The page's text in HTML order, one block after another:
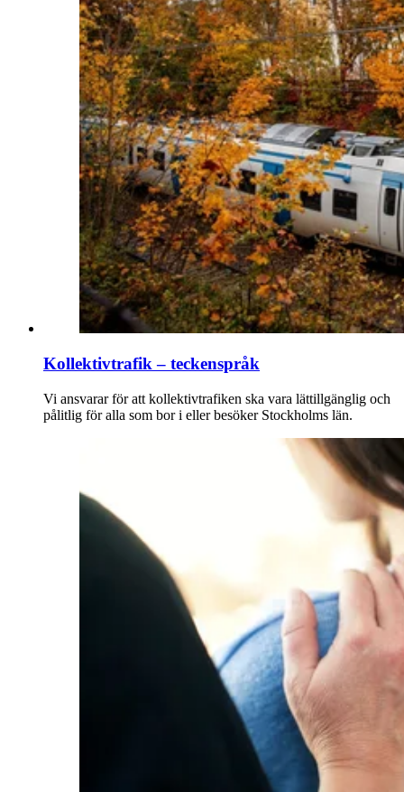
Kollektivtrafik – teckenspråk
Vi ansvarar för att kollektivtrafiken ska vara lättillgänglig och
pålitlig för alla som bor i eller besöker Stockholms län.